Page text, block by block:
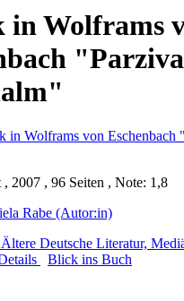
in Wolframs
, 2007 , 96 Seiten , Note: 1,8
Rabe (Autor:in)
Deutsche Literatur,
Blick ins Buch